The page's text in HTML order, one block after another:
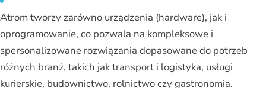
Atrom tworzy zarówno urządzenia (hardware), jak i
oprogramowanie, co pozwala na kompleksowe i
spersonalizowane rozwiązania dopasowane do potrzeb
różnych branż, takich jak transport i logistyka, usługi
kurierskie, budownictwo, rolnictwo czy gastronomia.